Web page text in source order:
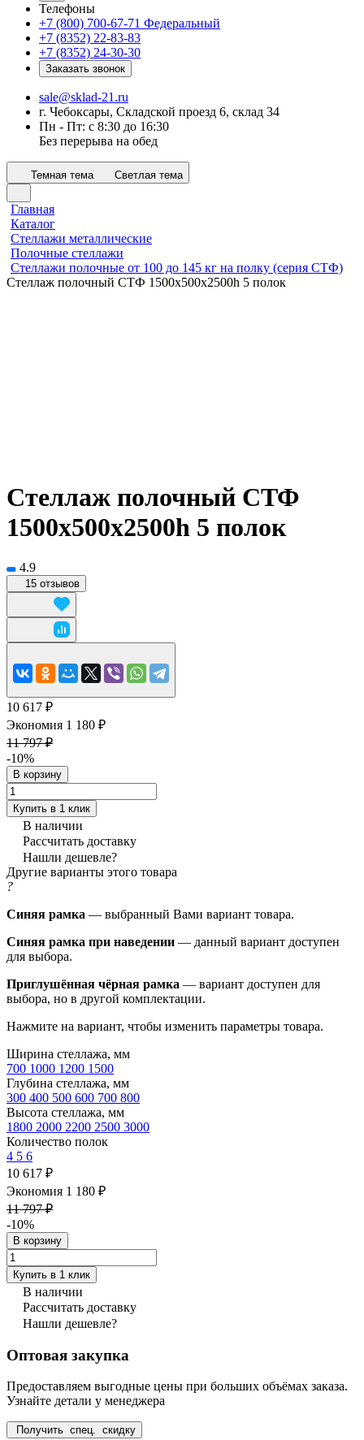
Телефоны
+7 (800) 700-67-71 Федеральный
+7 (8352) 22-83-83
+7 (8352) 24-30-30
Заказать звонок
sale@sklad-21.ru
г. Чебоксары, Складской проезд 6, склад 34
Пн - Пт: с 8:30 до 16:30
Без перерыва на обед
Темная тема Светлая тема
Главная
Каталог
Стеллажи металлические
Полочные стеллажи
Стеллажи полочные от 100 до 145 кг на полку (серия СТФ)
Стеллаж полочный СТФ 1500х500x2500h 5 полок
Стеллаж полочный СТФ
1500х500x2500h 5 полок
4.9
15 отзывов
10 617 ₽
Экономия 1 180 ₽
11 797 ₽
-10%
В корзину
Купить в 1 клик
В наличии
Рассчитать доставку
Нашли дешевле?
Другие варианты этого товара
?
Синяя рамка — выбранный Вами вариант товара.
Синяя рамка при наведении — данный вариант доступен
для выбора.
Приглушённая чёрная рамка — вариант доступен для
выбора, но в другой комплектации.
Нажмите на вариант, чтобы изменить параметры товара.
Ширина стеллажа, мм
700 1000 1200 1500
Глубина стеллажа, мм
300 400 500 600 700 800
Высота стеллажа, мм
1800 2000 2200 2500 3000
Количество полок
4 5 6
10 617 ₽
Экономия 1 180 ₽
11 797 ₽
-10%
В корзину
Купить в 1 клик
В наличии
Рассчитать доставку
Нашли дешевле?
Оптовая закупка
Предоставляем выгодные цены при больших объёмах заказа.
Узнайте детали у менеджера
Получить спец. скидку